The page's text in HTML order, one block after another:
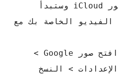
بتشغيل خيار مكتبة صور iCloud وستبدأ
الفيديو الخاصة بك مع
- مستخدمو Android: افتح صور Google >
> النسخ